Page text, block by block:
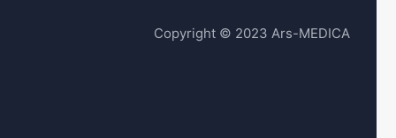
Copyright © 2023 Ars-MEDICA